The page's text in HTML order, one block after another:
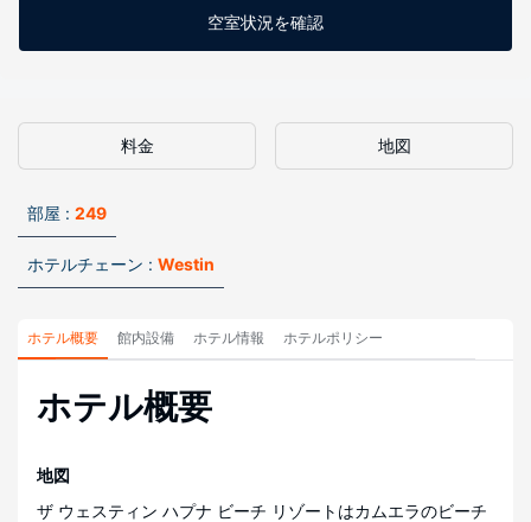
空室状況を確認
料金 地図
部屋 : 249
ホテルチェーン : Westin
ホテル概要 館内設備 ホテル情報 ホテルポリシー
ホテル概要
地図
ザ ウェスティン ハプナ ビーチ リゾートはカムエラのビーチ